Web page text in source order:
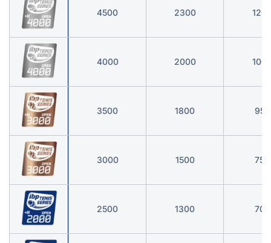
4500 2300
4000 2000
3500 1800 950
3000 1500 750
2500 1300 700